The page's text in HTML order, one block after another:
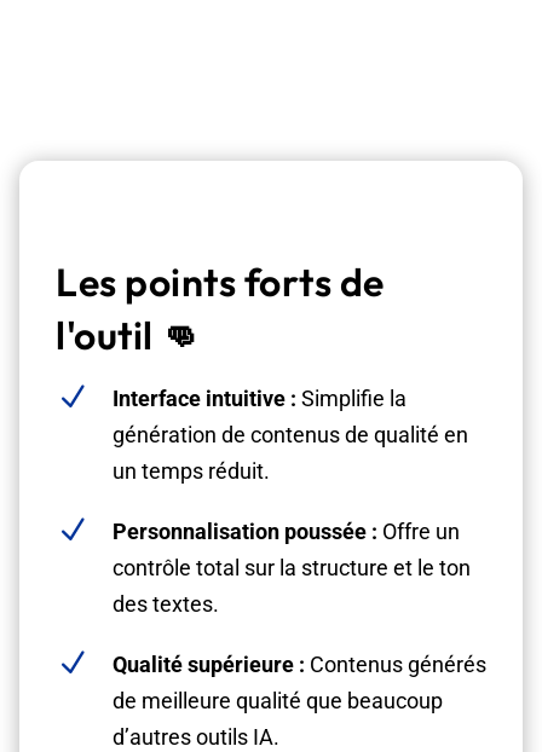
Les points forts de
l'outil 👊
N Interface intuitive : Simplifie la
génération de contenus de qualité en
un temps réduit.
N Personnalisation poussée : Offre un
contrôle total sur la structure et le ton
des textes.
N Qualité supérieure : Contenus générés
de meilleure qualité que beaucoup
d’autres outils IA.